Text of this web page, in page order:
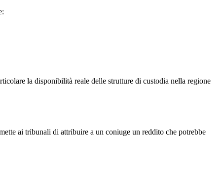
la disponibilità reale delle strutture di custodia nella regione
ai tribunali di attribuire a un coniuge un reddito che potrebbe